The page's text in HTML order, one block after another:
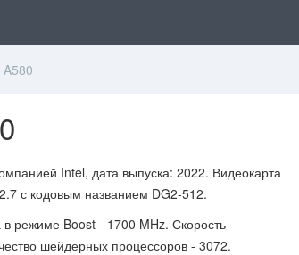
Intel, дата выпуска: 2022. Видеокарта
с кодовым названием DG2-512.
режиме Boost - 1700 MHz. Скорость
шейдерных процессоров - 3072.